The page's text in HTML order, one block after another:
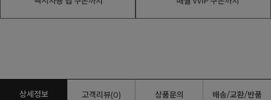
상세정보 고객리뷰(0) 상품문의 배송/교환/반품